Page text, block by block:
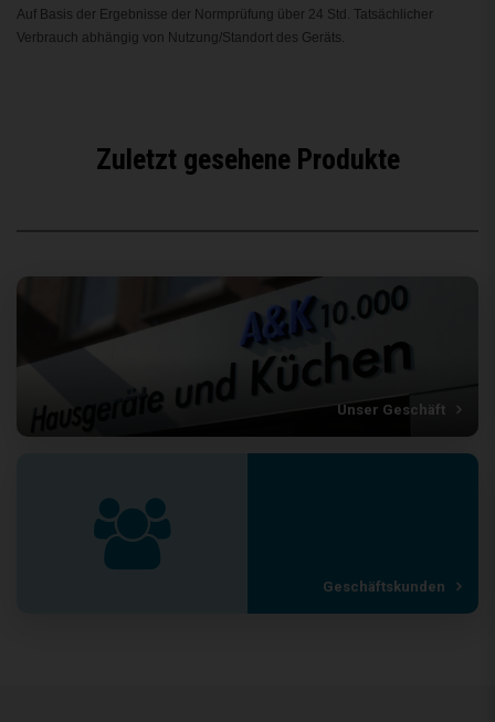
Auf Basis der Ergebnisse der Normprüfung über 24 Std. Tatsächlicher
Verbrauch abhängig von Nutzung/Standort des Geräts.
Zuletzt gesehene Produkte
Unser Geschäft
Geschäftskunden